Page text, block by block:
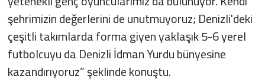
şehrimizin değerlerini de unutmuyoruz; Denizli'deki
çeşitli takımlarda forma giyen yaklaşık 5-6 yerel
futbolcuyu da Denizli İdman Yurdu bünyesine
kazandırıyoruz” şeklinde konuştu.